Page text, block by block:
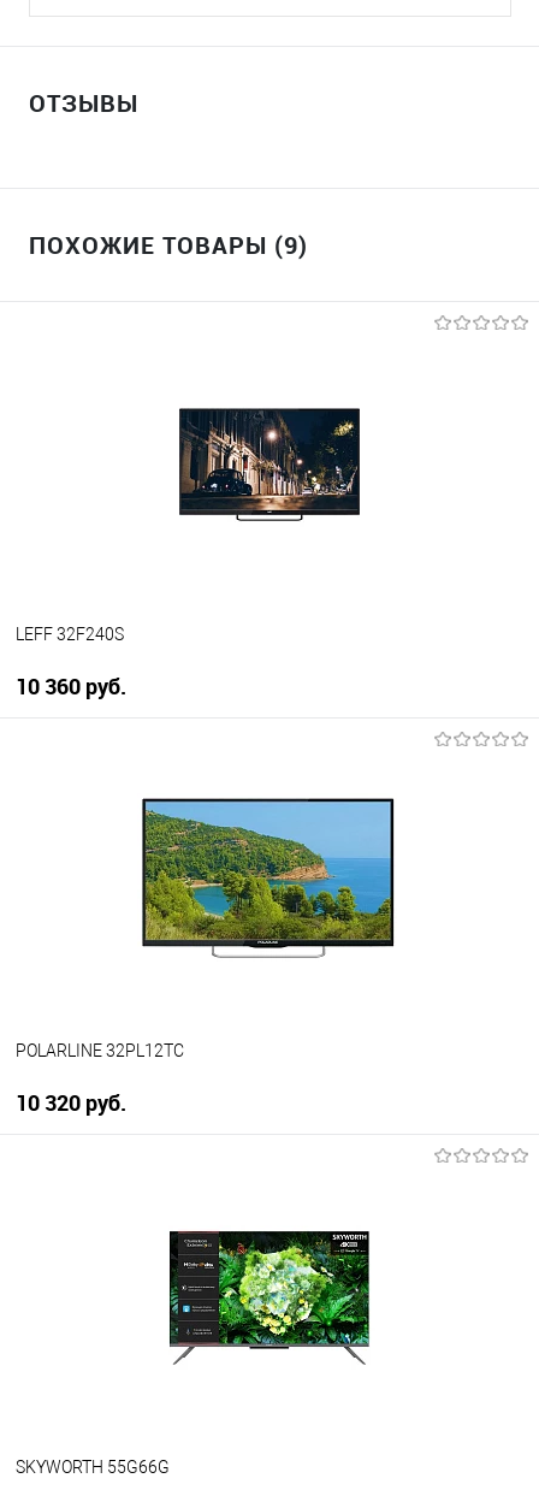
ОТЗЫВЫ
ПОХОЖИЕ ТОВАРЫ (9)
LEFF 32F240S
10 360 руб.
Купить в 1 клик
POLARLINE 32PL12TC
10 320 руб.
SKYWORTH 55G66G